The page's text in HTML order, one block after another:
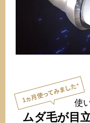
使
ムダ毛が目